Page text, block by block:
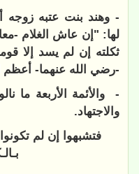
- وهند بنت عتبه
لها: "إن عاش الغلام -
ثكلته إن لم يسد إلا
-رضي الله عنهما- أعظم
- والأئمة الأربعة ما
والاجتهاد.
فتشبهوا إن لم